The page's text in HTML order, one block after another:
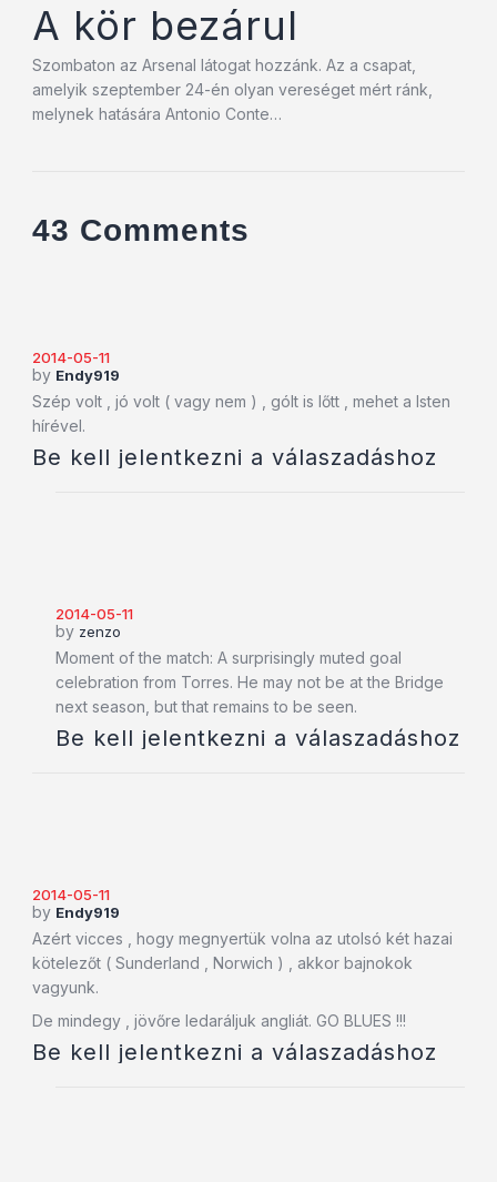
A kör bezárul
Szombaton az Arsenal látogat hozzánk. Az a csapat,
amelyik szeptember 24-én olyan vereséget mért ránk,
melynek hatására Antonio Conte…
43 Comments
2014-05-11
by Endy919
Szép volt , jó volt ( vagy nem ) , gólt is lőtt , mehet a Isten
hírével.
Be kell jelentkezni a válaszadáshoz
2014-05-11
by zenzo
Moment of the match: A surprisingly muted goal
celebration from Torres. He may not be at the Bridge
next season, but that remains to be seen.
Be kell jelentkezni a válaszadáshoz
2014-05-11
by Endy919
Azért vicces , hogy megnyertük volna az utolsó két hazai
kötelezőt ( Sunderland , Norwich ) , akkor bajnokok
vagyunk.
De mindegy , jövőre ledaráljuk angliát. GO BLUES !!!
Be kell jelentkezni a válaszadáshoz